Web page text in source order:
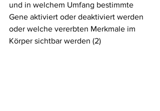
und in welchem Umfang bestimmte
Gene aktiviert oder deaktiviert werden
oder welche vererbten Merkmale im
Körper sichtbar werden (2)